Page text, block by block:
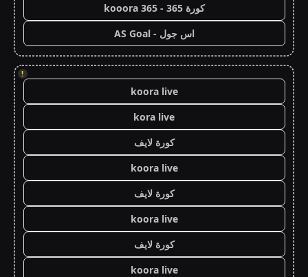
كورة 365 - kooora 365
اس جول - AS Goal
!
koora live
kora live
كورة لايف
koora live
كورة لايف
koora live
كورة لايف
koora live